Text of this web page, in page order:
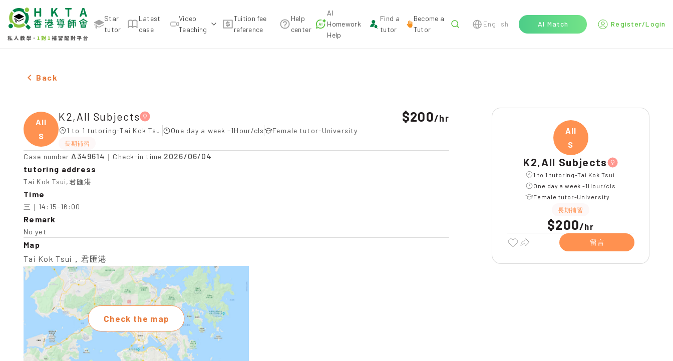
Star
tutor
Latest
case
Video
Teaching
Tuition fee
reference
Help
center
AI
Homework
Help
Find a
tutor
Become a
Tutor
English AI Match Register/Login
Female K2,All Subjects，Tai Kok Tsui Tuition recommendation
Back
All
S
K2,All Subjects
1 to 1 tutoring-Tai Kok Tsui One day a week -1Hour/cls Female tutor-University
長期補習
$200/hr
Case number A349614 ｜Check-in time 2026/06/04
tutoring address
Tai Kok Tsui,君匯港
Time
三｜14:15-16:00
Remark
No yet
Map
Tai Kok Tsui，君匯港
Check the map
All
S
K2,All Subjects
1 to 1 tutoring-Tai Kok Tsui
One day a week -1Hour/cls
Female tutor-University
長期補習
$200/hr
留言